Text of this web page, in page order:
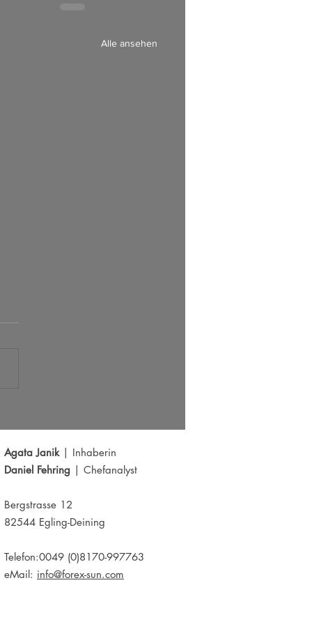
Alle ansehen
Agata Janik| Inhaberin
Daniel Fehring | Chefanalyst
Bergstrasse 12
82544 Egling-Deining
Telefon:0049 (0)8170-997763
eMail: info@forex-sun.com